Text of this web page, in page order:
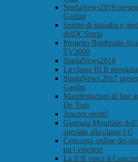
SturlaNews2019
Gaslini
Spirito di squadra e
dell'ICSturla
Progetto Brightside-
TV2000
SturlaNews2018
La classe III B
SturlaNews 2017
Gaslini
Manifestazioni di fine
De Toni
Ancora premi!
Giornata Mondiale
speciale alla classe I C
Concorso ordine dei
tra i vincitori
La II B vince il